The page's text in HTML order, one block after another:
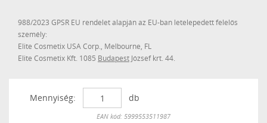
988/2023 GPSR EU rendelet alapján az EU-ban letelepedett felelős
személy:
Elite Cosmetix USA Corp., Melbourne, FL
Elite Cosmetix Kft. 1085 Budapest József krt. 44.
Mennyiség: db
Készleten
EAN kód: 5999553511987